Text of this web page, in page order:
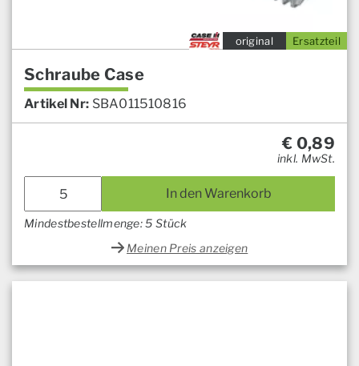
Ersatzteil
original
Schraube Case
Artikel Nr: SBA011510816
€ 0,89
inkl. MwSt.
In den Warenkorb
Mindestbestellmenge: 5 Stück
Meinen Preis anzeigen